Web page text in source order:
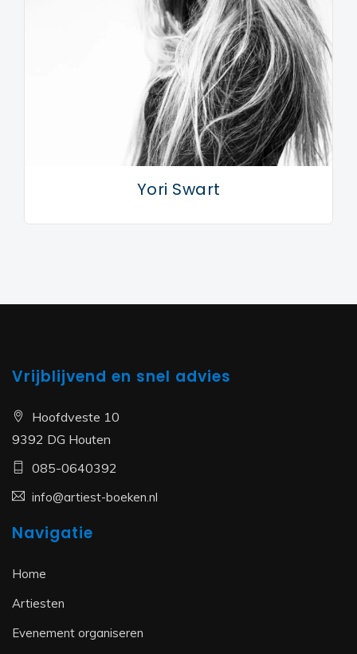
Yori Swart
Vrijblijvend en snel advies
Hoofdveste 10
9392 DG Houten
085-0640392
info@artiest-boeken.nl
Navigatie
Home
Artiesten
Evenement organiseren